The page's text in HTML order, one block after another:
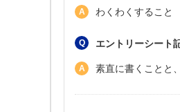
わくわくすること
エントリーシート
素直に書くことと